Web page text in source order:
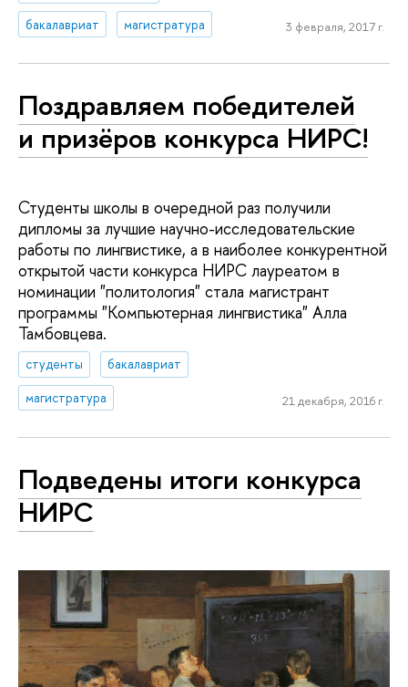
бакалавриат
магистратура 3 февраля, 2017 г.
Поздравляем победителей
и призёров конкурса НИРС!
Студенты школы в очередной раз получили
дипломы за лучшие научно-исследовательские
работы по лингвистике, а в наиболее конкурентной
открытой части конкурса НИРС лауреатом в
номинации "политология" стала магистрант
программы "Компьютерная лингвистика" Алла
Тамбовцева.
студенты
бакалавриат
магистратура
21 декабря, 2016 г.
Подведены итоги конкурса
НИРС